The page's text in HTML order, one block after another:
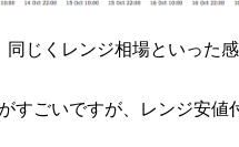
じくレンジ相場といった感
すごいですが、レンジ安値